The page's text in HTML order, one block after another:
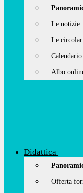
Le notizie
Le
Albo
Didattica
Offerta